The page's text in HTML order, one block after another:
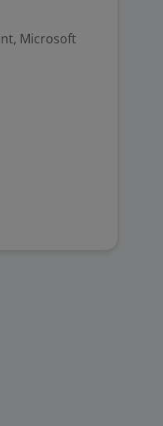
Microsoft